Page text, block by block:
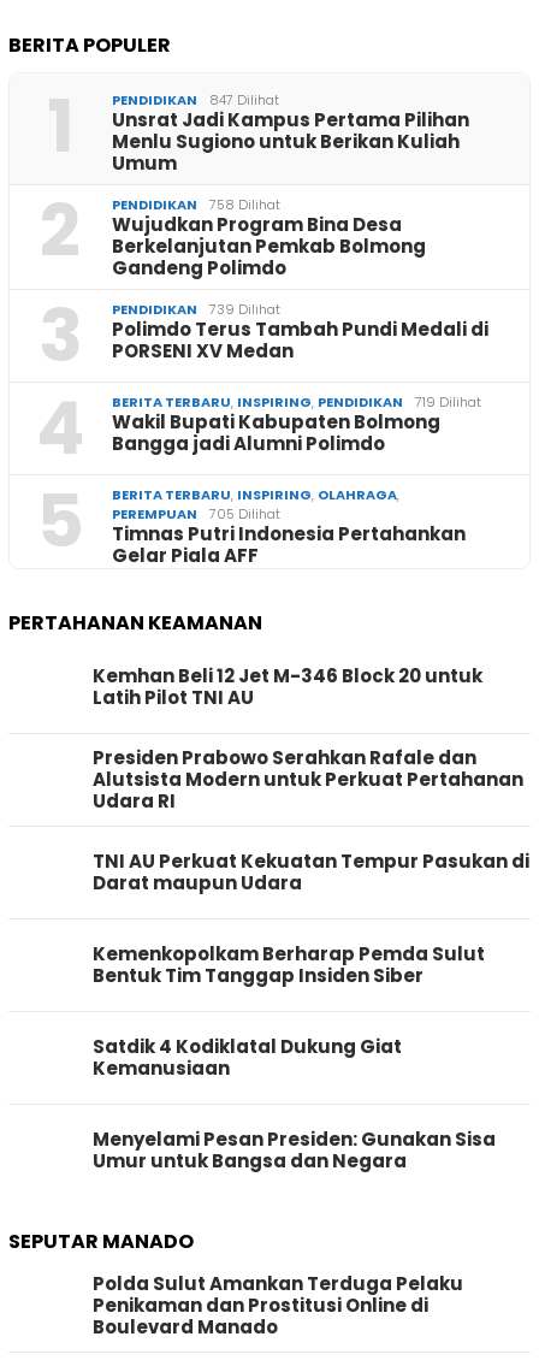
BERITA POPULER
1 PENDIDIKAN 847 Dilihat
Unsrat Jadi Kampus Pertama Pilihan
Menlu Sugiono untuk Berikan Kuliah
Umum
2 PENDIDIKAN 758 Dilihat
Wujudkan Program Bina Desa
Berkelanjutan Pemkab Bolmong
Gandeng Polimdo
3 PENDIDIKAN 739 Dilihat
Polimdo Terus Tambah Pundi Medali di
PORSENI XV Medan
4 BERITA TERBARU, INSPIRING, PENDIDIKAN 719 Dilihat
Wakil Bupati Kabupaten Bolmong
Bangga jadi Alumni Polimdo
5 BERITA TERBARU, INSPIRING, OLAHRAGA,
PEREMPUAN
705 Dilihat
Timnas Putri Indonesia Pertahankan
Gelar Piala AFF
PERTAHANAN KEAMANAN
Kemhan Beli 12 Jet M-346 Block 20 untuk
Latih Pilot TNI AU
Presiden Prabowo Serahkan Rafale dan
Alutsista Modern untuk Perkuat Pertahanan
Udara RI
TNI AU Perkuat Kekuatan Tempur Pasukan di
Darat maupun Udara
Kemenkopolkam Berharap Pemda Sulut
Bentuk Tim Tanggap Insiden Siber
Satdik 4 Kodiklatal Dukung Giat
Kemanusiaan
Menyelami Pesan Presiden: Gunakan Sisa
Umur untuk Bangsa dan Negara
SEPUTAR MANADO
Polda Sulut Amankan Terduga Pelaku
Penikaman dan Prostitusi Online di
Boulevard Manado